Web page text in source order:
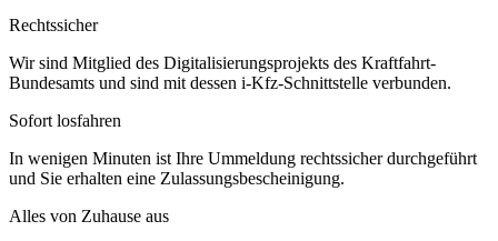
Rechtssicher
Wir sind Mitglied des Digitalisierungsprojekts des Kraftfahrt-
Bundesamts und sind mit dessen i-Kfz-Schnittstelle verbunden.
Sofort losfahren
In wenigen Minuten ist Ihre Ummeldung rechtssicher durchgeführt
und Sie erhalten eine Zulassungsbescheinigung.
Alles von Zuhause aus